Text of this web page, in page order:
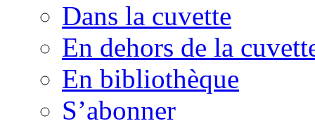
Dans la cuvette
En dehors de la
En bibliothèque
S’abonner